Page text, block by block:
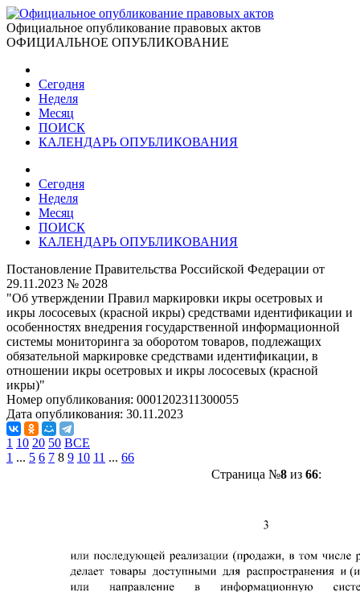
Официальное опубликование правовых актов
ОФИЦИАЛЬНОЕ ОПУБЛИКОВАНИЕ
Сегодня
Неделя
Месяц
ПОИСК
КАЛЕНДАРЬ ОПУБЛИКОВАНИЯ
Сегодня
Неделя
Месяц
ПОИСК
КАЛЕНДАРЬ ОПУБЛИКОВАНИЯ
Постановление Правительства Российской Федерации от
29.11.2023 № 2028
"Об утверждении Правил маркировки икры осетровых и
икры лососевых (красной икры) средствами идентификации и
особенностях внедрения государственной информационной
системы мониторинга за оборотом товаров, подлежащих
обязательной маркировке средствами идентификации, в
отношении икры осетровых и икры лососевых (красной
икры)"
Номер опубликования: 0001202311300055
Дата опубликования: 30.11.2023
1 10 20 50 ВСЕ
1 ... 5 6 7 8 9 10 11 ... 66
Страница №8из 66: